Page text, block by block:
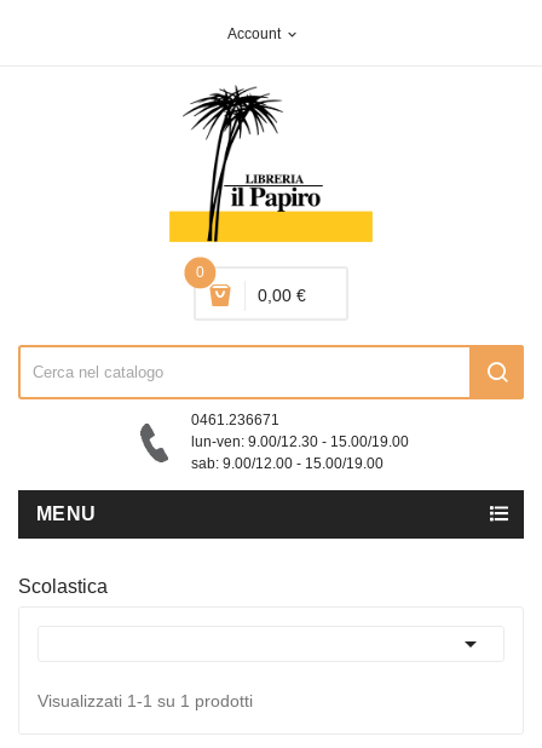
Account expand_more
0
0,00 €
0461.236671
lun-ven: 9.00/12.30 - 15.00/19.00
sab: 9.00/12.00 - 15.00/19.00
MENU
Scolastica

Visualizzati 1-1 su 1 prodotti